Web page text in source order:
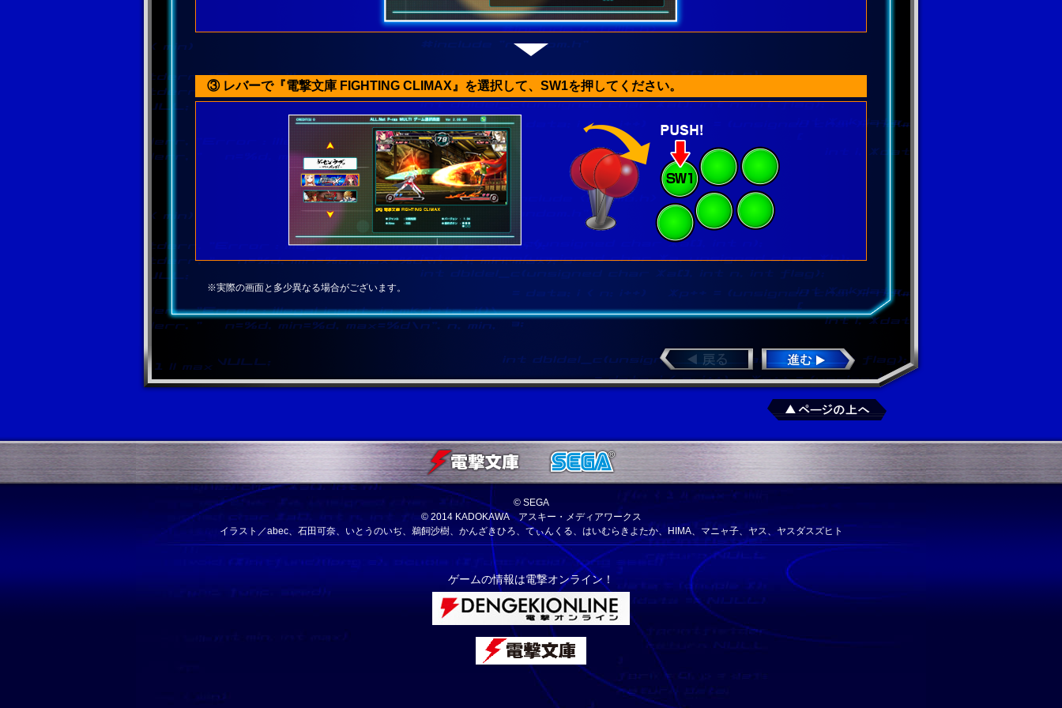
③ レバーで『電撃文庫 FIGHTING CLIMAX』を選択して、SW1を押してください。
※実際の画面と多少異なる場合がございます。
© SEGA
© 2014 KADOKAWA アスキー・メディアワークス
イラスト／abec、石田可奈、いとうのいぢ、鵜飼沙樹、かんざきひろ、てぃんくる、はいむらきよたか、HIMA、マニャ子、ヤス、ヤスダスズヒト
ゲームの情報は電撃オンライン！